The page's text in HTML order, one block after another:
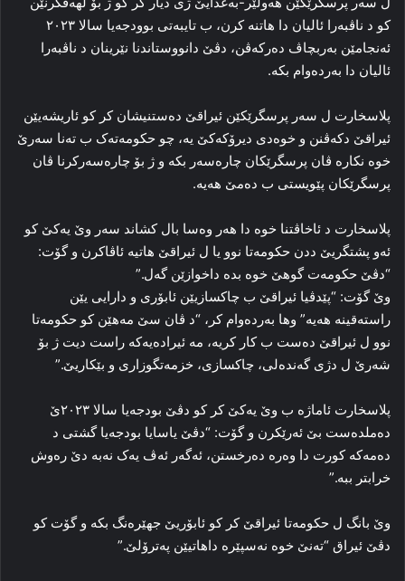
کو د ناڤبه‌را ئالیان دا هاتنه‌ کرن، ب تایبه‌تی بوودجه‌یا سالا ٢٠٢٣
ئه‌نجامێن به‌ربچاڤ ده‌رکه‌ڤن، دڤێ دانووستاندنا نێرینان د ناڤبه‌را
ئالیان دا به‌رده‌وام بکه‌.
پلاسخارت ل سه‌ر پرسگرێکێن ئیراقێ ده‌ستنیشان کر کو ئاریشەیێن
ئیراقێ دکەڤنن و خوه‌دی دیرۆکه‌کێ یه‌، چو حکومه‌ته‌ک ب ته‌نا سه‌رێ
خوه‌ نکاره‌ ڤان پرسگرێکان چاره‌سه‌ر بکه‌ و ژ بۆ چاره‌سه‌رکرنا ڤان
پرسگرێکان پێویستی ب ده‌مێ هه‌یه‌.
پلاسخارت د ئاخاڤتنا خوه‌ دا هه‌ر وەسا بال کشاند سه‌ر وێ یه‌کێ کو
ئه‌و پشتگریێ ددن حکومه‌تا نوو یا ل ئیراقێ هاتیه‌ ئاڤاکرن و گۆت:
“دڤێ حکومه‌ت گوهێ خوە بده‌ داخوازێن گه‌ل.”
وێ گۆت:‌ “پێدڤیا ئیراقێ ب چاکسازیێن ئابۆری و دارایی یێن
راستەقینە هه‌یه‌” وها به‌رده‌وام کر، “د ڤان سێ مه‌هێن کو حکومه‌تا
نوو ل ئیراقێ ده‌ست ب کار کریه‌، مه‌ ئیراده‌یه‌که‌ راست دیت ژ بۆ
شه‌رێ ل دژی گه‌نده‌لی، چاکسازی، خزمه‌تگوزاری و بێکاریێ.”
پلاسخارت ئاماژه‌ ب وێ یه‌کێ کر کو دڤێ بودجه‌یا سالا ٢٠٢٣ێ
ده‌ملده‌ست بێ ئه‌رێکرن و گۆت: “دڤێ یاسایا بودجه‌یا گشتی د
ده‌مه‌که‌ کورت دا وه‌ره‌ ده‌رخستن، ئه‌گه‌ر ئەڤ یەک نه‌به‌ دێ ره‌وش
خرابتر ببه‌.”
وێ بانگ ل حکومه‌تا ئیراقێ کر کو ئابۆریێ جهێره‌نگ بکه‌ و گۆت کو
دڤێ ئیراق “ته‌نێ خوه‌ نه‌سپێره‌ داهاتیێن په‌ترۆلێ.”